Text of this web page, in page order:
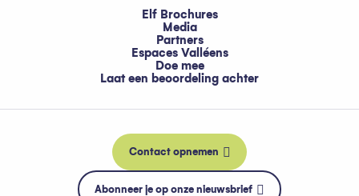
Elf Brochures
Media
Partners
Espaces Valléens
Doe mee
Laat een beoordeling achter
Contact opnemen
Abonneer je op onze nieuwsbrief